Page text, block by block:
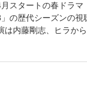
スタートの春ドラマ
の歴代シーズンの視
は内藤剛志、ヒラか